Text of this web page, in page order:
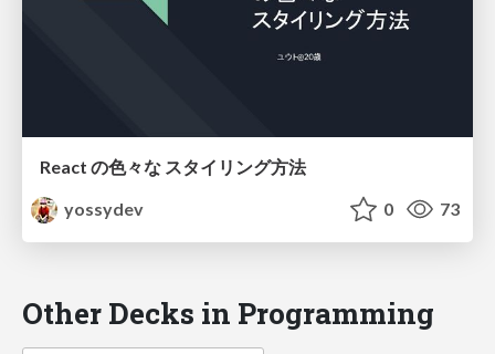
React の色々な スタイリング方法
yossydev
0 73
Other Decks in Programming